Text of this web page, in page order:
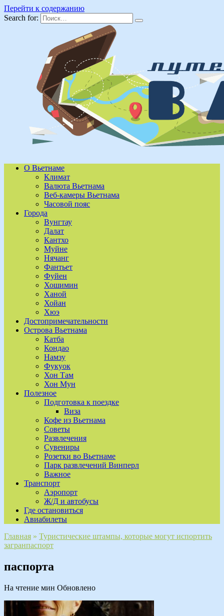
Перейти к содержанию
Search for:
О Вьетнаме
Климат
Валюта Вьетнама
Веб-камеры Вьетнама
Часовой пояс
Города
Вунгтау
Далат
Кантхо
Муйне
Нячанг
Фантьет
Фуйен
Хошимин
Ханой
Хойан
Хюэ
Достопримечательности
Острова Вьетнама
Катба
Кондао
Намзу
Фукуок
Хон Там
Хон Мун
Полезное
Подготовка к поездке
Виза
Кофе из Вьетнама
Советы
Развлечения
Сувениры
Розетки во Вьетнаме
Парк развлечений Винперл
Важное
Транспорт
Аэропорт
Ж/Д и автобусы
Где остановиться
Авиабилеты
Главная » Туристические штампы, которые могут испортить
загранпаспорт
паспорта
На чтение мин Обновлено